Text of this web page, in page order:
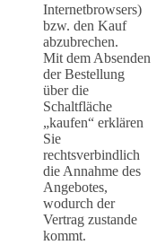
Internetbrowsers)
bzw. den Kauf
abzubrechen.
Mit dem Absenden
der Bestellung
über die
Schaltfläche
„kaufen“ erklären
Sie
rechtsverbindlich
die Annahme des
Angebotes,
wodurch der
Vertrag zustande
kommt.